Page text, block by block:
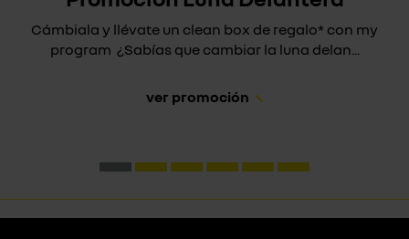
Cámbiala y llévate un clean box de regalo* con my
program ¿Sabías que cambiar la luna delan...
ver promoción